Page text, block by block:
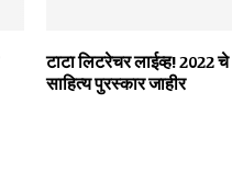
टाटा लिटरेचर लाईव्ह! 2022 चे
साहित्य पुरस्कार जाहीर